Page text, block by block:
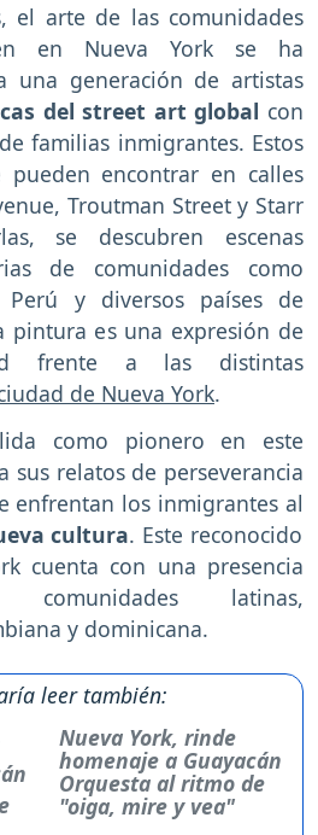
el arte de las comunidades
en Nueva York se ha
una generación de artistas
del street art global con
familias inmigrantes. Estos
pueden encontrar en calles
Troutman Street y Starr
se descubren escenas
de comunidades como
Perú y diversos países de
pintura es una expresión de
frente a las distintas
de Nueva York.
como pionero en este
sus relatos de perseverancia
enfrentan los inmigrantes al
cultura. Este reconocido
cuenta con una presencia
latinas,
y dominicana.
leer también:
Nueva York, rinde
homenaje a Guayacán
Orquesta al ritmo de
"oiga, mire y vea"